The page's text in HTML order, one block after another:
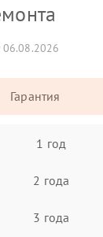
06.08.2026
Гарантия
1 год
2 года
3 года